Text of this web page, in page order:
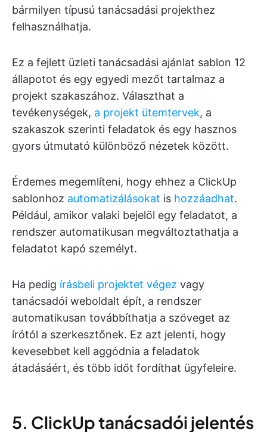
bármilyen típusú tanácsadási projekthez
felhasználhatja.
Ez a fejlett üzleti tanácsadási ajánlat sablon 12
állapotot és egy egyedi mezőt tartalmaz a
projekt szakaszához. Választhat a
tevékenységek, a projekt ütemtervek, a
szakaszok szerinti feladatok és egy hasznos
gyors útmutató különböző nézetek között.
Érdemes megemlíteni, hogy ehhez a ClickUp
sablonhoz automatizálásokat is hozzáadhat.
Például, amikor valaki bejelöl egy feladatot, a
rendszer automatikusan megváltoztathatja a
feladatot kapó személyt.
Ha pedig írásbeli projektet végez vagy
tanácsadói weboldalt épít, a rendszer
automatikusan továbbíthatja a szöveget az
írótól a szerkesztőnek. Ez azt jelenti, hogy
kevesebbet kell aggódnia a feladatok
átadásáért, és több időt fordíthat ügyfeleire.
5. ClickUp tanácsadói jelentés